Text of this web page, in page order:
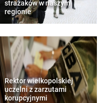
strażaków w naszym
regionie
Rektor wielkopolskiej
uczelni z zarzutami
korupcyjnymi